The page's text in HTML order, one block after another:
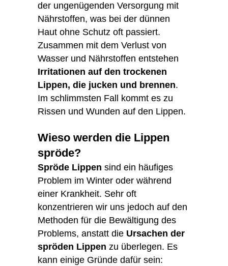
der ungenügenden Versorgung mit
Nährstoffen, was bei der dünnen
Haut ohne Schutz oft passiert.
Zusammen mit dem Verlust von
Wasser und Nährstoffen entstehen
Irritationen auf den trockenen
Lippen, die jucken und brennen.
Im schlimmsten Fall kommt es zu
Rissen und Wunden auf den Lippen.
Wieso werden die Lippen
spröde?
Spröde Lippen sind ein häufiges
Problem im Winter oder während
einer Krankheit. Sehr oft
konzentrieren wir uns jedoch auf den
Methoden für die Bewältigung des
Problems, anstatt die Ursachen der
spröden Lippen zu überlegen. Es
kann einige Gründe dafür sein: